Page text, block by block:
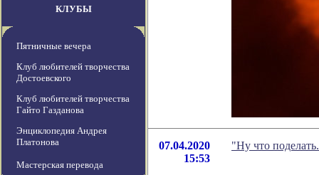
КЛУБЫ
Пятничные вечера
Клуб любителей творчества
Достоевского
Клуб любителей творчества
Гайто Газданова
Энциклопедия Андрея
Платонова
Мастерская перевода
07.04.2020
15:53
"Ну что